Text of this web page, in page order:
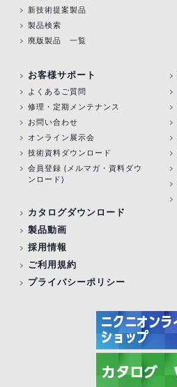
新技術提案製品
製品検索
廃版製品 一覧
お客様サポート
よくあるご質問
修理・定期メンテナンス
お問い合わせ
オンライン展示会
技術資料ダウンロード
会員登録 (メルマガ・資料ダウ
ンロード)
カタログダウンロード
製品動画
採用情報
ご利用規約
プライバシーポリシー